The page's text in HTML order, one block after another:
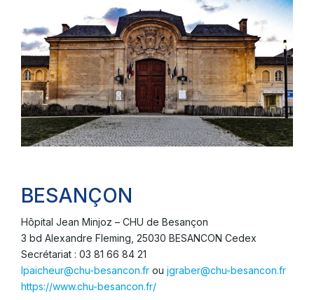
BESANÇON
Hôpital Jean Minjoz – CHU de Besançon
3 bd Alexandre Fleming, 25030 BESANCON Cedex
Secrétariat : 03 81 66 84 21
lpaicheur@chu-besancon.fr ou jgraber@chu-besancon.fr
https://www.chu-besancon.fr/